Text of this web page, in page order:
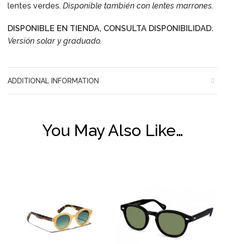
lentes verdes. Disponible también con lentes marrones.
DISPONIBLE EN TIENDA, CONSULTA DISPONIBILIDAD.
Versión solar y graduado.
ADDITIONAL INFORMATION
You May Also Like…